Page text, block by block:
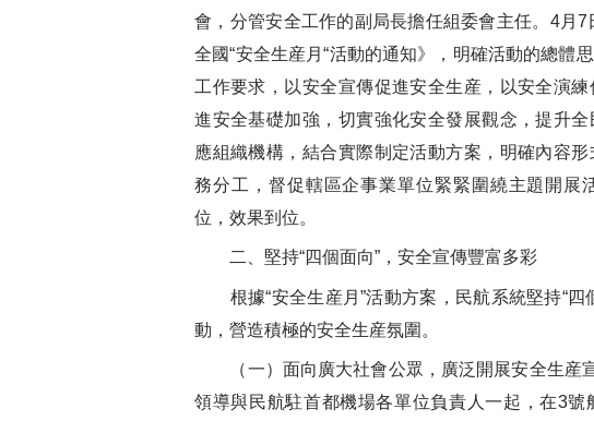
會，分管安全工作的副局長擔任組委會主任。4月
全國“安全生産月“活動的通知》，明確活動的總體
工作要求，以安全宣傳促進安全生産，以安全演
進安全基礎加強，切實強化安全發展觀念，提升
應組織機構，結合實際制定活動方案，明確內容
務分工，督促轄區企事業單位緊緊圍繞主題開展
位，效果到位。
二、堅持“四個面向”，安全宣傳豐富多彩
根據“安全生産月”活動方案，民航系統堅持“四
動，營造積極的安全生産氛圍。
（一）面向廣大社會公眾，廣泛開展安全生産
領導與民航駐首都機場各單位負責人一起，在3